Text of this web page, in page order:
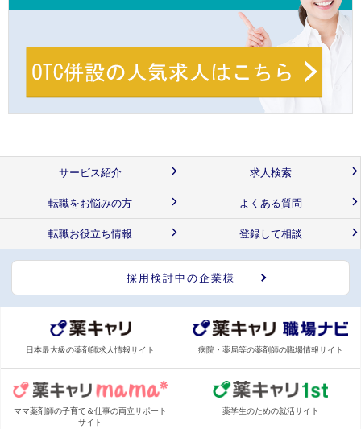
サービス紹介 求人検索
転職をお悩みの方 よくある質問
転職お役立ち情報 登録して相談
採用検討中の企業様
日本最大級の薬剤師求人情報サイト 病院・薬局等の薬剤師の職場情報サイト
ママ薬剤師の子育て＆仕事の両立サポート
サイト
薬学生のための就活サイト